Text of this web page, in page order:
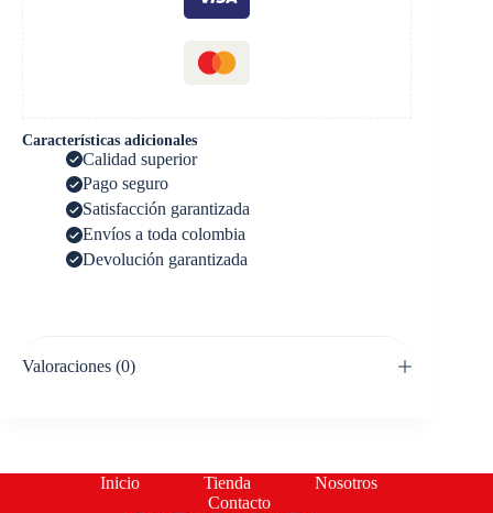
Características adicionales
Calidad superior
Pago seguro
Satisfacción garantizada
Envíos a toda colombia
Devolución garantizada
Valoraciones (0)
Inicio Tienda
Nosotros
Contacto